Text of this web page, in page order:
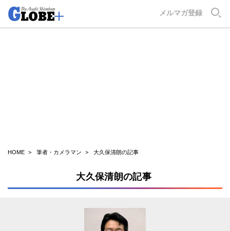
メルマガ登録
HOME 筆者・カメラマン 大久保清朗の記事
大久保清朗の記事